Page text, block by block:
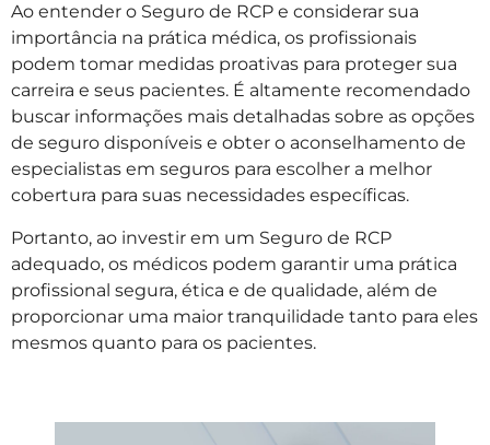
Ao entender o Seguro de RCP e considerar sua
importância na prática médica, os profissionais
podem tomar medidas proativas para proteger sua
carreira e seus pacientes. É altamente recomendado
buscar informações mais detalhadas sobre as opções
de seguro disponíveis e obter o aconselhamento de
especialistas em seguros para escolher a melhor
cobertura para suas necessidades específicas.
Portanto, ao investir em um Seguro de RCP
adequado, os médicos podem garantir uma prática
profissional segura, ética e de qualidade, além de
proporcionar uma maior tranquilidade tanto para eles
mesmos quanto para os pacientes.